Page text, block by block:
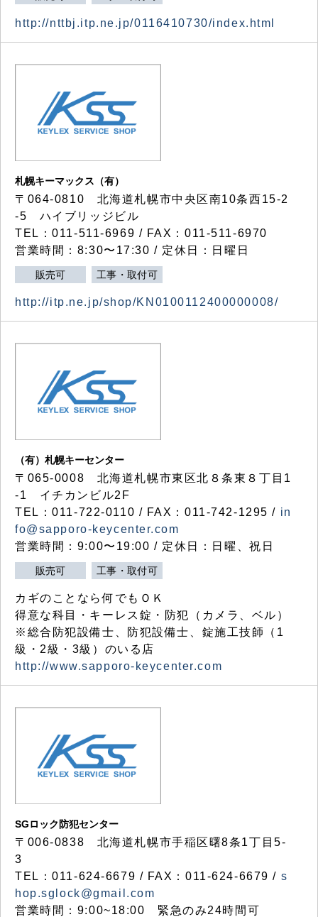
http://nttbj.itp.ne.jp/0116410730/index.html
札幌キーマックス（有）
〒064-0810 北海道札幌市中央区南10条西15-2
-5 ハイブリッジビル
TEL：011-511-6969 / FAX：011-511-6970
営業時間：8:30〜17:30 / 定休日：日曜日
販売可 工事・取付可
http://itp.ne.jp/shop/KN0100112400000008/
（有）札幌キーセンター
〒065-0008 北海道札幌市東区北８条東８丁目1
-1 イチカンビル2F
TEL：011-722-0110 / FAX：011-742-1295 / in
fo@sapporo-keycenter.com
営業時間：9:00〜19:00 / 定休日：日曜、祝日
販売可 工事・取付可
カギのことなら何でもＯＫ
得意な科目・キーレス錠・防犯（カメラ、ベル）
※総合防犯設備士、防犯設備士、錠施工技師（1
級・2級・3級）のいる店
http://www.sapporo-keycenter.com
SGロック防犯センター
〒006-0838 北海道札幌市手稲区曙8条1丁目5-
3
TEL：011-624-6679 / FAX：011-624-6679 / s
hop.sglock@gmail.com
営業時間：9:00~18:00 緊急のみ24時間可